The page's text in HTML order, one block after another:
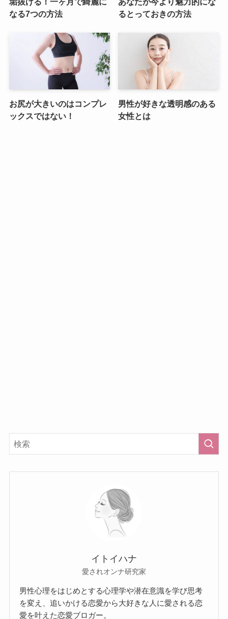
なる7つの方法
るとっておきの方法
お尻が大きいのはコンプレ
ックスではない！
男性が好きな透明感のある
女性とは
イトイハナ
愛されオンナ研究家
男性心理をはじめとする心理学や潜在意識を学び思考
を変え、追いかける恋愛から大好きな人に愛される恋
愛を叶えた恋愛ブロガー。